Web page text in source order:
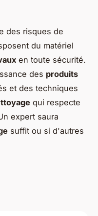
des risques de
du matériel
en toute sécurité.
des produits
et des techniques
qui respecte
expert saura
suffit ou si d'autres